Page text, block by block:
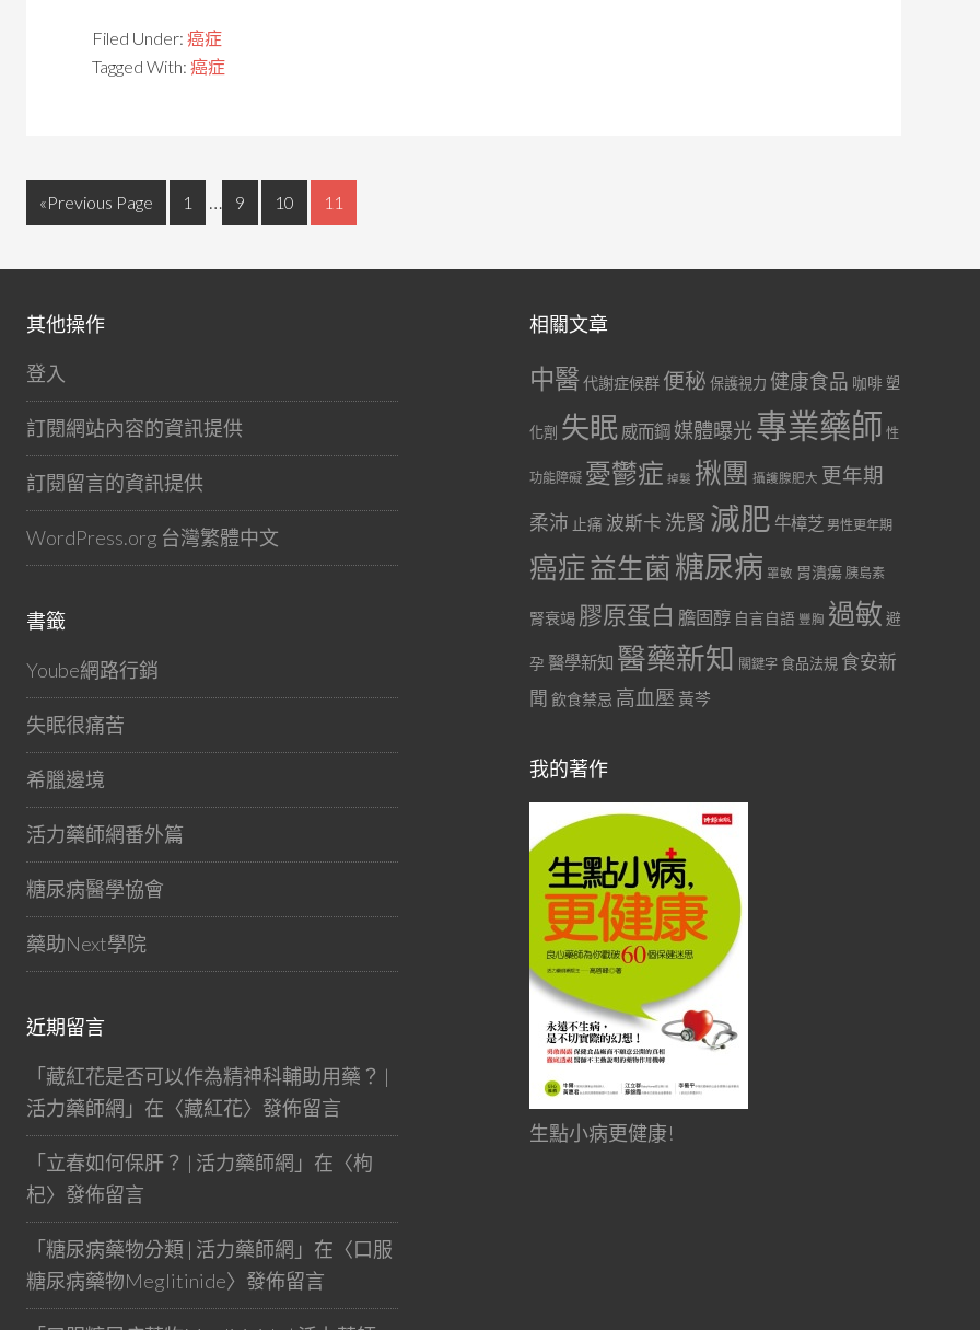
Filed Under: 癌症
Tagged With: 癌症
«Previous Page 1 … 9 10 11
其他操作
登入
訂閱網站內容的資訊提供
訂閱留言的資訊提供
WordPress.org 台灣繁體中文
書籤
Yoube網路行銷
失眠很痛苦
希臘邊境
活力藥師網番外篇
糖尿病醫學協會
藥助Next學院
近期留言
「藏紅花是否可以作為精神科輔助用藥？ |
活力藥師網 」在〈藏紅花〉發佈留言
「立春如何保肝？ | 活力藥師網 」在〈枸
杞〉發佈留言
「糖尿病藥物分類 | 活力藥師網 」在〈口服
糖尿病藥物Meglitinide〉發佈留言
相關文章
中醫代謝症候群 便秘 保護視力 健康食品 咖啡 塑
化劑 失眠 威而鋼 媒體曝光專業藥師 性
功能障礙 憂鬱症 掉髮 揪團 攝護腺肥大 更年期
柔沛 止痛 波斯卡 洗腎 減肥 牛樟芝 男性更年期
癌症益生菌 糖尿病 罩敏 胃潰瘍 胰島素
腎衰竭 膠原蛋白 膽固醇 自言自語 豐胸 過敏 避
孕 醫學新知 醫藥新知 關鍵字 食品法規 食安新
聞 飲食禁忌 高血壓 黃芩
我的著作
生點小病更健康!